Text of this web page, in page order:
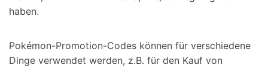
haben.
Pokémon-Promotion-Codes können für verschiedene
Dinge verwendet werden, z.B. für den Kauf von